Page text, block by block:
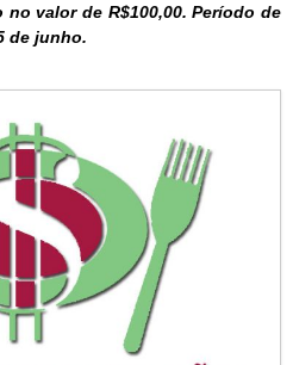
valor de R$100,00. Período de
de junho.